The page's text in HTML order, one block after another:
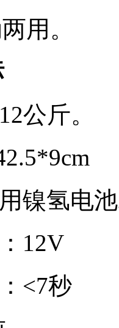
用。
12公斤。
镍氢电池
12V
<7秒